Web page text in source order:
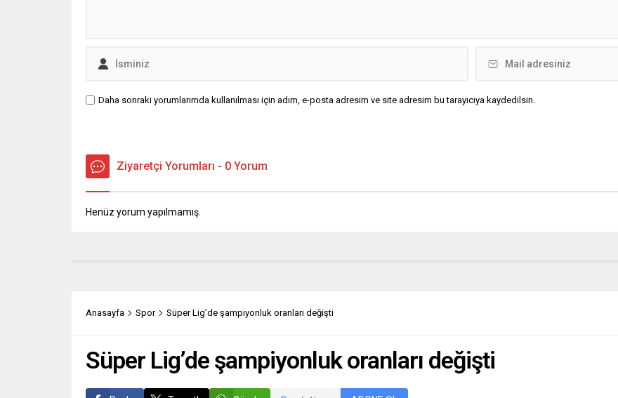
Daha sonraki yorumlarımda kullanılması için adım, e-posta adresim ve site adresim bu tarayıcıya kaydedilsin.
Ziyaretçi Yorumları - 0 Yorum
Henüz yorum yapılmamış.
Anasayfa Spor Süper Lig’de şampiyonluk oranları değişti
Süper Lig’de şampiyonluk oranları değişti